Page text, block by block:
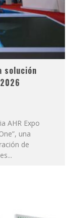
solución
AHR Expo
una
de
...